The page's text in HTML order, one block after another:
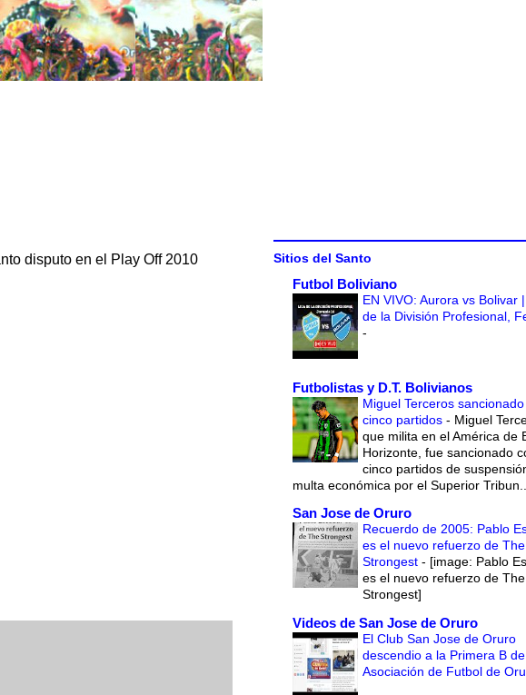
disputo en el Play Off 2010
Sitios del Santo
Futbol Boliviano
EN VIVO: Aurora vs Bolivar
de la División Profesional,
-
Futbolistas y D.T. Bolivianos
Miguel Terceros
cinco partidos - Miguel
que milita en el América de
Horizonte, fue sancionado
cinco partidos de
multa económica por el Superior
San Jose de Oruro
Recuerdo de 2005: Pablo
es el nuevo refuerzo de The
Strongest - [image: Pablo
es el nuevo refuerzo de The
Strongest]
Videos de San Jose de Oruro
El Club San Jose de Oruro
descendio a la Primera B
Asociación de Futbol de